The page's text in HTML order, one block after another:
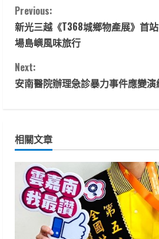
C
o
n
t
n
u
e
R
Previous:
新光三越《T368城鄉物產展》首
場島嶼風味旅行
Next:
安南醫院辦理急診暴力事件應變演
相關文章